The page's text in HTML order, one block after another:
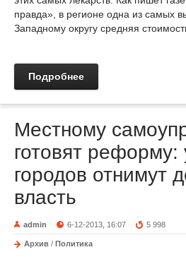
правда», в регионе одна из самых
Западному округу средняя
Подробнее
Местному
готовят реформу:
городов отнимут
власть
admin 6-12-2013, 16:07 5 998
Архив / Политика